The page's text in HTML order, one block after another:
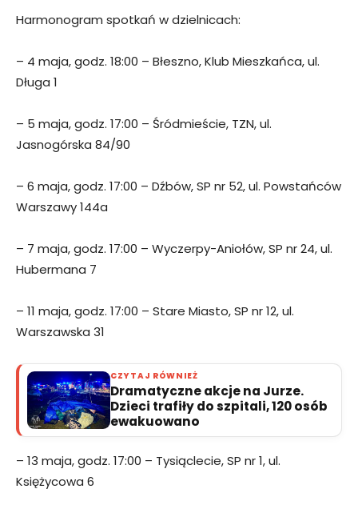
Harmonogram spotkań w dzielnicach:
– 4 maja, godz. 18:00 – Błeszno, Klub Mieszkańca, ul.
Długa 1
– 5 maja, godz. 17:00 – Śródmieście, TZN, ul.
Jasnogórska 84/90
– 6 maja, godz. 17:00 – Dźbów, SP nr 52, ul. Powstańców
Warszawy 144a
– 7 maja, godz. 17:00 – Wyczerpy-Aniołów, SP nr 24, ul.
Hubermana 7
– 11 maja, godz. 17:00 – Stare Miasto, SP nr 12, ul.
Warszawska 31
CZYTAJ RÓWNIEŻ
Dramatyczne akcje na Jurze.
Dzieci trafiły do szpitali, 120 osób
ewakuowano
– 13 maja, godz. 17:00 – Tysiąclecie, SP nr 1, ul.
Księżycowa 6